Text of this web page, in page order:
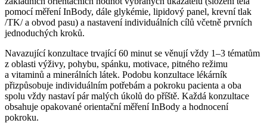
pomocí měření InBody, dále glykémie, lipidový panel, krevní tlak
/TK/ a obvod pasu) a nastavení individuálních cílů včetně prvních
jednoduchých kroků.
Navazující konzultace trvající 60 minut se věnují vždy 1–3 tématům
z oblasti výživy, pohybu, spánku, motivace, pitného režimu
a vitaminů a minerálních látek. Podobu konzultace lékárník
přizpůsobuje individuálním potřebám a pokroku pacienta a oba
spolu vždy nastaví pár malých úkolů do příště. Každá konzultace
obsahuje opakované orientační měření InBody a hodnocení
pokroku.